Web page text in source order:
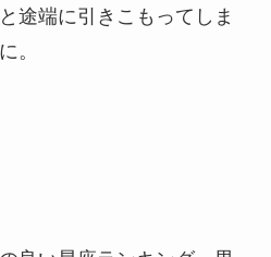
途端に引きこもってしま
。